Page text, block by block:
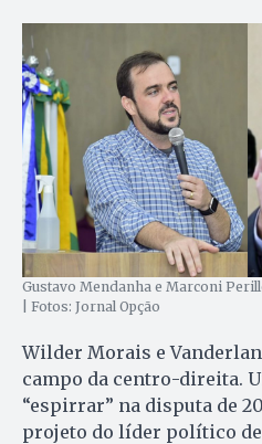
Gustavo Mendanha e Marconi
| Fotos: Jornal Opção
Wilder Morais e
campo da centro-direita.
“espirrar” na disputa de
projeto do líder político